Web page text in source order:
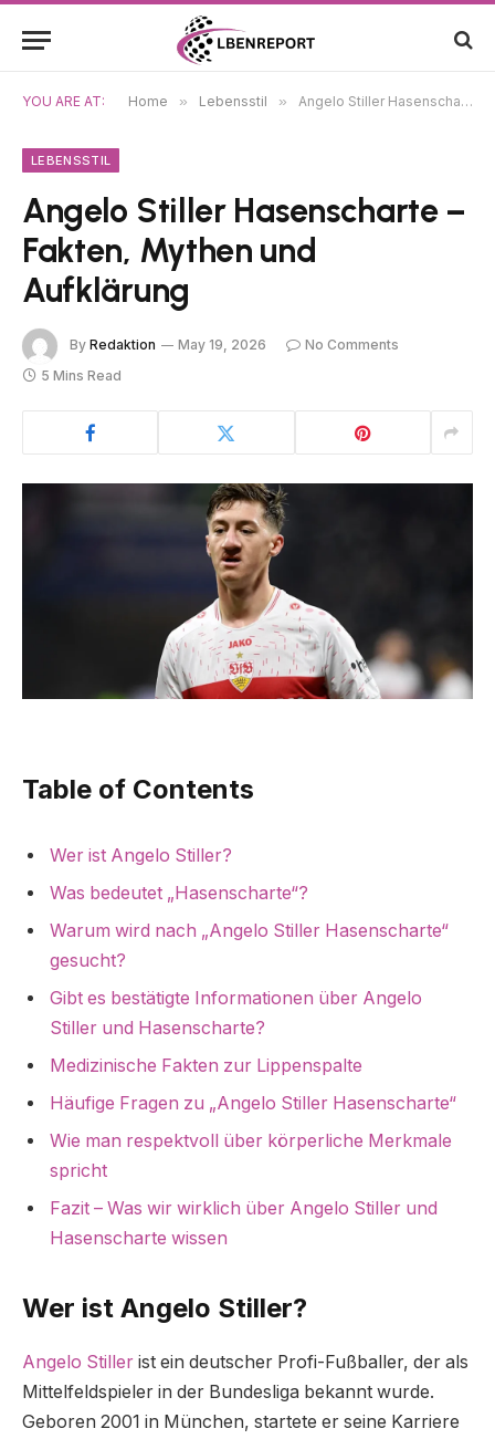
YOU ARE AT: Home » Lebensstil » Angelo Stiller Hasenscharte – Fakten, Mythen und Aufklärung
LEBENSSTIL
Angelo Stiller Hasenscharte –
Fakten, Mythen und
Aufklärung
By Redaktion May 19, 2026
No Comments
5 Mins Read
Table of Contents
Wer ist Angelo Stiller?
Was bedeutet „Hasenscharte“?
Warum wird nach „Angelo Stiller Hasenscharte“
gesucht?
Gibt es bestätigte Informationen über Angelo
Stiller und Hasenscharte?
Medizinische Fakten zur Lippenspalte
Häufige Fragen zu „Angelo Stiller Hasenscharte“
Wie man respektvoll über körperliche Merkmale
spricht
Fazit – Was wir wirklich über Angelo Stiller und
Hasenscharte wissen
Wer ist Angelo Stiller?
Angelo Stiller ist ein deutscher Profi-Fußballer, der als
Mittelfeldspieler in der Bundesliga bekannt wurde.
Geboren 2001 in München, startete er seine Karriere